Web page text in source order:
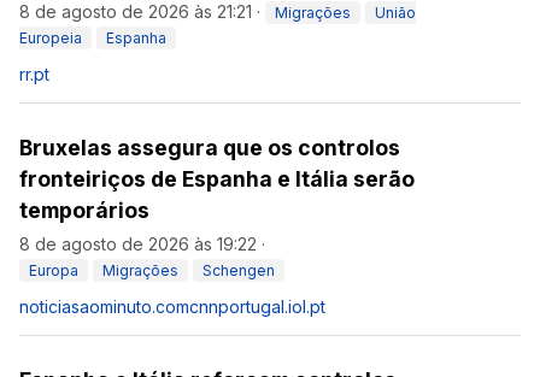
8 de agosto de 2026 às 21:21 · Migrações
União
Europeia
Espanha
rr.pt
Bruxelas assegura que os controlos
fronteiriços de Espanha e Itália serão
temporários
8 de agosto de 2026 às 19:22 ·
Europa Migrações Schengen
noticiasaominuto.comcnnportugal.iol.pt